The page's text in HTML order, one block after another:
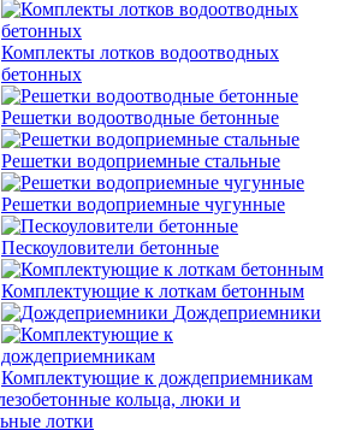
Комплекты лотков водоотводных
бетонных
Решетки водоотводные бетонные
Решетки водоприемные стальные
Решетки водоприемные чугунные
Пескоуловители бетонные
Комплектующие к лоткам бетонным
Дождеприемники
Комплектующие к дождеприемникам